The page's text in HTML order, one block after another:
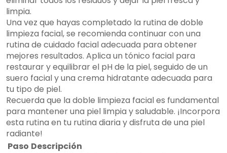
limpia.
Una vez que hayas completado la rutina de doble
limpieza facial, se recomienda continuar con una
rutina de cuidado facial adecuada para obtener
mejores resultados. Aplica un tónico facial para
restaurar y equilibrar el pH de la piel, seguido de un
suero facial y una crema hidratante adecuada para
tu tipo de piel.
Recuerda que la doble limpieza facial es fundamental
para mantener una piel limpia y saludable. ¡Incorpora
esta rutina en tu rutina diaria y disfruta de una piel
radiante!
Paso Descripción